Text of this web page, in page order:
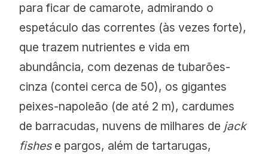
para ficar de camarote, admirando o
espetáculo das correntes (às vezes forte),
que trazem nutrientes e vida em
abundância, com dezenas de tubarões-
cinza (contei cerca de 50), os gigantes
peixes-napoleão (de até 2 m), cardumes
de barracudas, nuvens de milhares de jack
fishese pargos, além de tartarugas,